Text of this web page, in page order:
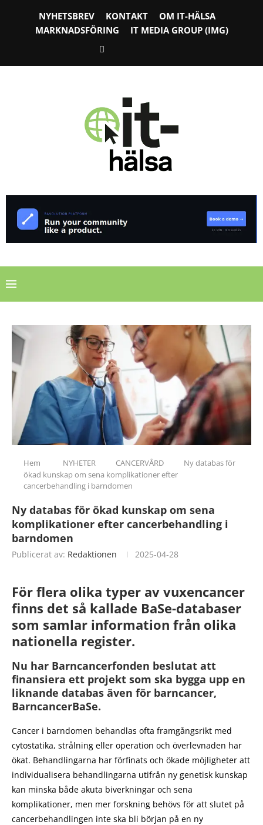
NYHETSBREV KONTAKT
OM IT-HÄLSA
MARKNADSFÖRING
IT MEDIA GROUP (IMG)
Hem NYHETER CANCERVÅRD
Ny databas för
ökad kunskap om sena komplikationer efter
cancerbehandling i barndomen
Ny databas för ökad kunskap om sena
komplikationer efter cancerbehandling i
barndomen
Publicerat av: Redaktionen 2025-04-28
För flera olika typer av vuxencancer
finns det så kallade BaSe-databaser
som samlar information från olika
nationella register.
Nu har Barncancerfonden beslutat att
finansiera ett projekt som ska bygga upp en
liknande databas även för barncancer,
BarncancerBaSe.
Cancer i barndomen behandlas ofta framgångsrikt med
cytostatika, strålning eller operation och överlevnaden har
ökat. Behandlingarna har förfinats och ökade möjligheter att
individualisera behandlingarna utifrån ny genetisk kunskap
kan minska både akuta biverkningar och sena
komplikationer, men mer forskning behövs för att slutet på
cancerbehandlingen inte ska bli början på en ny